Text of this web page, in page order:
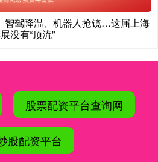
智驾降温、机器人抢镜…这届上海
没有“顶流”
股票配资平台查询网
股配资平台